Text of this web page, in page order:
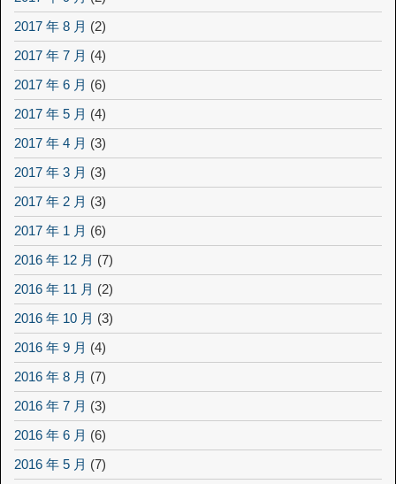
2017 年 8 月 (2)
2017 年 7 月 (4)
2017 年 6 月 (6)
2017 年 5 月 (4)
2017 年 4 月 (3)
2017 年 3 月 (3)
2017 年 2 月 (3)
2017 年 1 月 (6)
2016 年 12 月 (7)
2016 年 11 月 (2)
2016 年 10 月 (3)
2016 年 9 月 (4)
2016 年 8 月 (7)
2016 年 7 月 (3)
2016 年 6 月 (6)
2016 年 5 月 (7)